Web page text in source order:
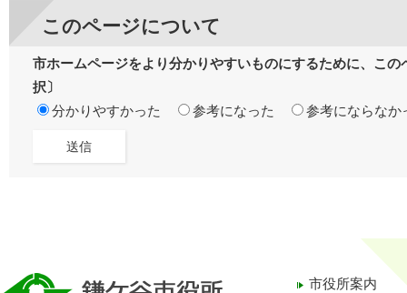
このページについて
市ホームページをより分かりやすいものにするために、こ
択〕
分かりやすかった
参考になった 参考にならなか
市役所案内